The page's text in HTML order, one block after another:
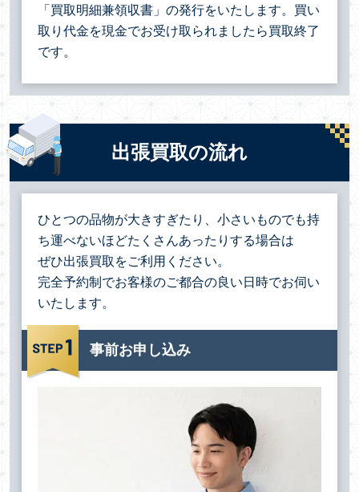
「買取明細兼領収書」の発行をいたします。買い
取り代金を現金でお受け取られましたら買取終了
です。
出張買取の流れ
ひとつの品物が大きすぎたり、小さいものでも持
ち運べないほどたくさんあったりする場合は
ぜひ出張買取をご利用ください。
完全予約制でお客様のご都合の良い日時でお伺い
いたします。
事前お申し込み